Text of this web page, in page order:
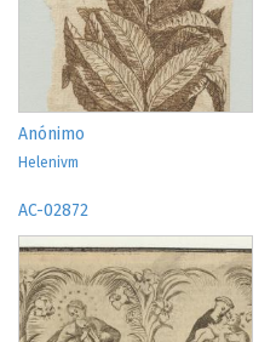
Anónimo
Helenivm
AC-02872